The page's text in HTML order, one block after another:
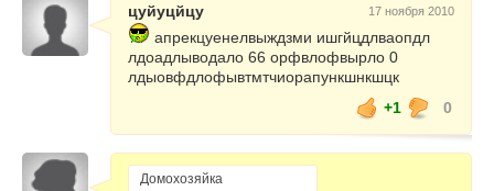
цуйуцйцу 17 ноября 2010
апрекцуенелвыждзми ишгйцдлваопдл
лдоадлыводало 66 орфвлофвырло 0
лдыовфдлофывтмтчиорапункшнкшцк
+1
0